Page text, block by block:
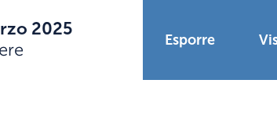
2025
Esporre